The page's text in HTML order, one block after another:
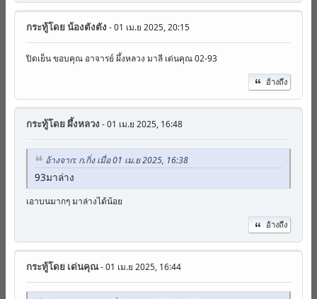
กระทู้โดยน้องตังตัง - 01 เม.ย 2025, 20:15
ปิดเย็น ขอบคุณ อาจารย์ ผึ้งหลวง มาลี เด่นคุณ 02-93
อ้างถึง
กระทู้โดยผึ้งหลวง - 01 เม.ย 2025, 16:48
อ้างจาก: ก.กิ่ง เมื่อ 01 เม.ย 2025, 16:38
93มาล่าง
เอาบนมากๆ มาล่างได้น้อย
อ้างถึง
กระทู้โดย เด่นคุณ- 01 เม.ย 2025, 16:44